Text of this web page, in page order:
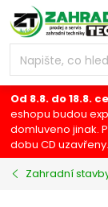
Přejít
na
obsah
Od 8.8. do 18.8.
eshopu budou
domluveno jinak.
dobu CD uzavřeny.
Zahradní